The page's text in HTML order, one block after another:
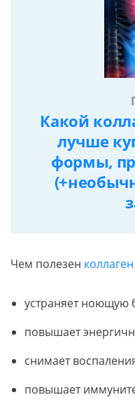
Какой
лучше
формы,
Чем полезен коллаген
устраняет ноющую
повышает
снимает
повышает